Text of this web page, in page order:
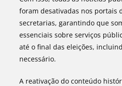
foram desativadas nos portais
secretarias, garantindo que
essenciais sobre serviços
até o final das eleições,
necessário.
A reativação do conteúdo